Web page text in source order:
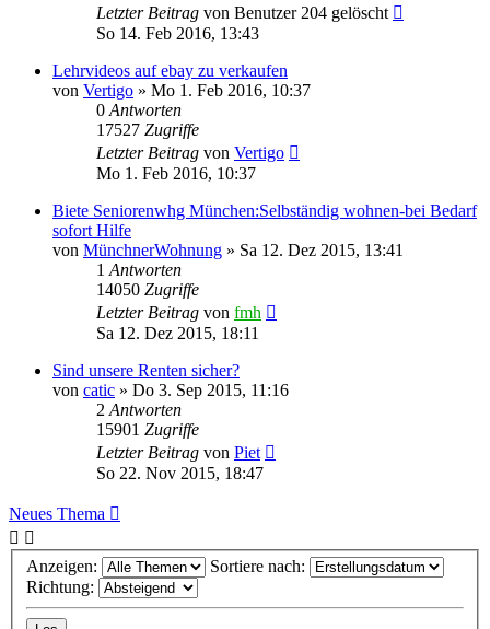
Letzter Beitrag von Benutzer 204 gelöscht
So 14. Feb 2016, 13:43
Lehrvideos auf ebay zu verkaufen
von Vertigo » Mo 1. Feb 2016, 10:37
0 Antworten
17527 Zugriffe
Letzter Beitrag von Vertigo
Mo 1. Feb 2016, 10:37
Biete Seniorenwhg München:Selbständig wohnen-bei Bedarf
sofort Hilfe
von MünchnerWohnung » Sa 12. Dez 2015, 13:41
1 Antworten
14050 Zugriffe
Letzter Beitrag von fmh
Sa 12. Dez 2015, 18:11
Sind unsere Renten sicher?
von catic » Do 3. Sep 2015, 11:16
2 Antworten
15901 Zugriffe
Letzter Beitrag von Piet
So 22. Nov 2015, 18:47
Neues Thema
Anzeigen:
Sortiere nach:
Richtung: